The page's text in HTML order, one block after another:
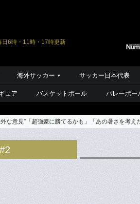
日6時・11時・17時更新
海外サッカー サッカー日本代表
ュア バスケットボール バレーボー
な意見”「超強豪に勝てるかも」「あの暑さを考
#2